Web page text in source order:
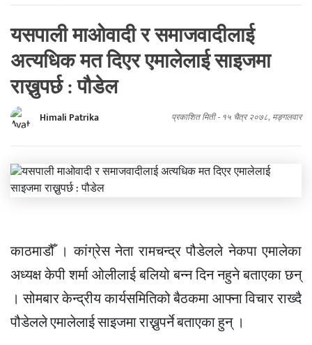
यसपाली माओवादी र समाजवादीलाई
अत्यधिक मत दिएर एमालेलाई साइजमा
राख्नुपर्छ : पौडेल
Himali Patrika प्रकाशित मिती - १५ चैत्र २०७८, मङ्गलवार
काठमाडौँ । कांग्रेस नेता रामचन्द्र पौडेलले नेकपा एमालेका
अध्यक्ष केपी शर्मा ओलीलाई बलियो बन्न दिन नहुने बताएका छन्
। सोमबार केन्द्रीय कार्यसमितिको बैठकमा आफ्ना विचार राख्दै
पौडेलले एमालेलाई साइजमा राख्नुपर्ने बताएका हुन् ।